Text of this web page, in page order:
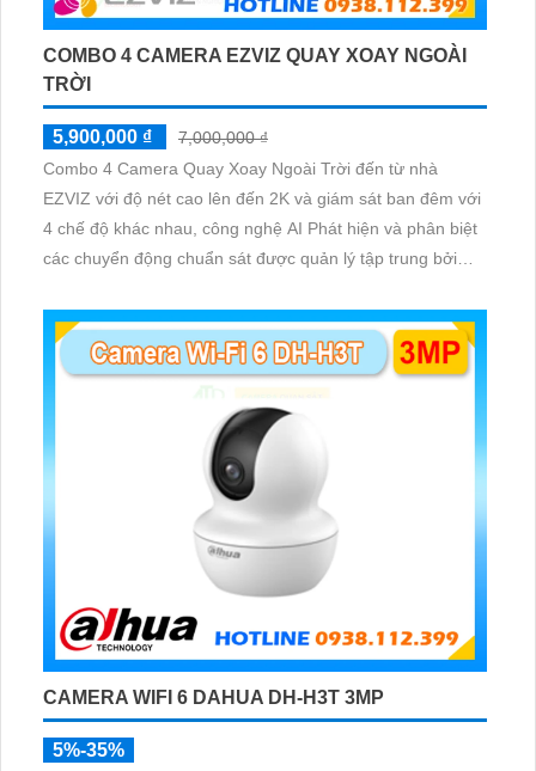
COMBO 4 CAMERA EZVIZ QUAY XOAY NGOÀI
TRỜI
5,900,000 ₫
7,000,000 ₫
Combo 4 Camera Quay Xoay Ngoài Trời đến từ nhà
EZVIZ với độ nét cao lên đến 2K và giám sát ban đêm với
4 chế độ khác nhau, công nghệ AI Phát hiện và phân biệt
các chuyển động chuẩn sát được quản lý tập trung bởi
CAMERA WIFI 6 DAHUA DH-H3T 3MP
5%-35%